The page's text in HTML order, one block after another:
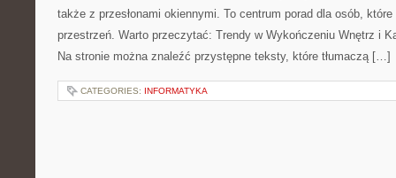
także z przesłonami okiennymi. To centrum porad dla osób,
przestrzeń. Warto przeczytać: Trendy w Wykończeniu Wnętrz i
Na stronie można znaleźć przystępne teksty, które tłumaczą […]
CATEGORIES: INFORMATYKA